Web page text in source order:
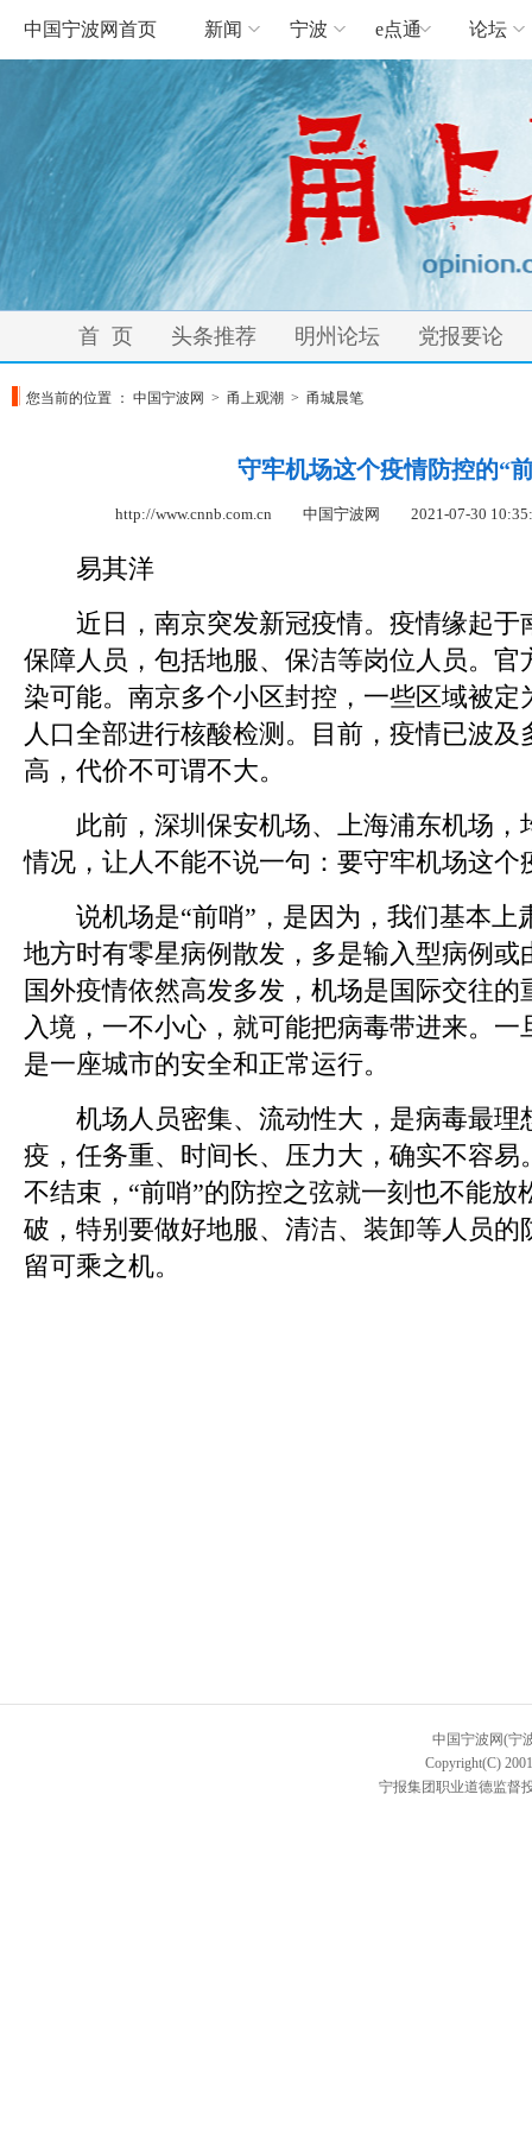
中国宁波网首页 新闻 宁波 e点通 论坛
首 页 头条推荐 明州论坛 党报要论
您当前的位置 ： 中国宁波网 > 甬上观潮 > 甬城晨笔
守牢机场这个疫情防控的“
http://www.cnnb.com.cn 中国宁波网 2021-07-30
易其洋
近日，南京突发新冠疫情。疫情缘起于
保障人员，包括地服、保洁等岗位人员。官
染可能。南京多个小区封控，一些区域被定
人口全部进行核酸检测。目前，疫情已波及
高，代价不可谓不大。
此前，深圳保安机场、上海浦东机场，
情况，让人不能不说一句：要守牢机场这个
说机场是“前哨”，是因为，我们基本上
地方时有零星病例散发，多是输入型病例或
国外疫情依然高发多发，机场是国际交往
入境，一不小心，就可能把病毒带进来。一
是一座城市的安全和正常运行。
机场人员密集、流动性大，是病毒最理
疫，任务重、时间长、压力大，确实不容易
不结束，“前哨”的防控之弦就一刻也不能放
破，特别要做好地服、清洁、装卸等人员的
留可乘之机。
中国宁波网(宁
Copyright(C)
宁报集团职业道德监督